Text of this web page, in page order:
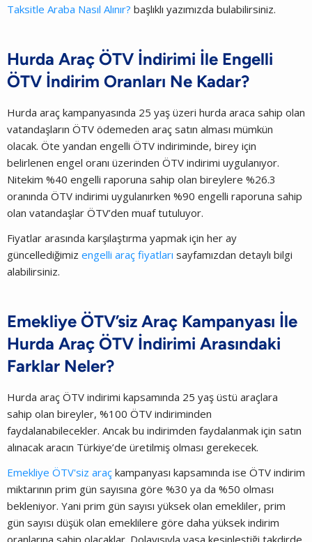
Taksitle Araba Nasıl Alınır? başlıklı yazımızda bulabilirsiniz.
Hurda Araç ÖTV İndirimi İle Engelli
ÖTV İndirim Oranları Ne Kadar?
Hurda araç kampanyasında 25 yaş üzeri hurda araca sahip olan
vatandaşların ÖTV ödemeden araç satın alması mümkün
olacak. Öte yandan engelli ÖTV indiriminde, birey için
belirlenen engel oranı üzerinden ÖTV indirimi uygulanıyor.
Nitekim %40 engelli raporuna sahip olan bireylere %26.3
oranında ÖTV indirimi uygulanırken %90 engelli raporuna sahip
olan vatandaşlar ÖTV’den muaf tutuluyor.
Fiyatlar arasında karşılaştırma yapmak için her ay
güncellediğimiz engelli araç fiyatları sayfamızdan detaylı bilgi
alabilirsiniz.
Emekliye ÖTV’siz Araç Kampanyası İle
Hurda Araç ÖTV İndirimi Arasındaki
Farklar Neler?
Hurda araç ÖTV indirimi kapsamında 25 yaş üstü araçlara
sahip olan bireyler, %100 ÖTV indiriminden
faydalanabilecekler. Ancak bu indirimden faydalanmak için satın
alınacak aracın Türkiye’de üretilmiş olması gerekecek.
Emekliye ÖTV'siz araç kampanyası kapsamında ise ÖTV indirim
miktarının prim gün sayısına göre %30 ya da %50 olması
bekleniyor. Yani prim gün sayısı yüksek olan emekliler, prim
gün sayısı düşük olan emeklilere göre daha yüksek indirim